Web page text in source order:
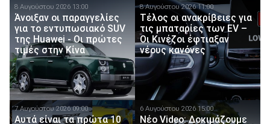
8 Αυγούστου 2026 13:00
Άνοιξαν οι παραγγελίες
για το εντυπωσιακό SUV
της Huawei - Οι πρώτες
τιμές στην Κίνα
8 Αυγούστου 2026 11:00
Τέλος οι ανακρίβειες για
τις μπαταρίες των EV –
Οι Κινέζοι έφτιαξαν
νέους κανόνες
7 Αυγούστου 2026 09:00
Αυτά είναι τα πρώτα 10
6 Αυγούστου 2026 15:00
Νέο Video: Δοκιμάζουμε